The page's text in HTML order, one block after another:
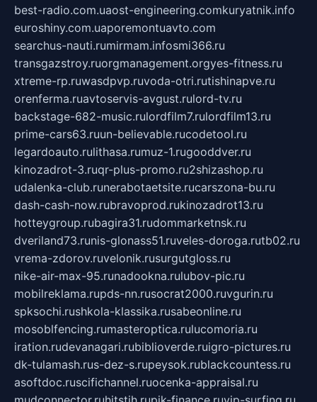
best-radio.com.uaost-engineering.comkuryatnik.info
euroshiny.com.uaporemontuavto.com
searchus-nauti.rumirmam.infosmi366.ru
transgazstroy.ruorgmanagement.orgyes-fitness.ru
xtreme-rp.ruwasdpvp.ruvoda-otri.rutishinapve.ru
orenferma.ruavtoservis-avgust.rulord-tv.ru
backstage-682-music.rulordfilm7.rulordfilm13.ru
prime-cars63.ruun-believable.rucodetool.ru
legardoauto.rulithasa.rumuz-1.rugooddver.ru
kinozadrot-3.ruqr-plus-promo.ru2shizashop.ru
udalenka-club.runerabotaetsite.rucarszona-bu.ru
dash-cash-now.rubravoprod.rukinozadrot13.ru
hotteygroup.rubagira31.rudommarketnsk.ru
dveriland73.runis-glonass51.ruveles-doroga.rutb02.ru
vrema-zdorov.ruvelonik.rusurgutgloss.ru
nike-air-max-95.runadookna.rulubov-pic.ru
mobilreklama.rupds-nn.rusocrat2000.ruvgurin.ru
spksochi.rushkola-klassika.rusabeonline.ru
mosoblfencing.rumasteroptica.rulucomoria.ru
iration.rudevanagari.rubiblioverde.ruigro-pictures.ru
dk-tulamash.rus-dez-s.rupeysok.rublackcountess.ru
asoftdoc.ruscifichannel.ruocenka-appraisal.ru